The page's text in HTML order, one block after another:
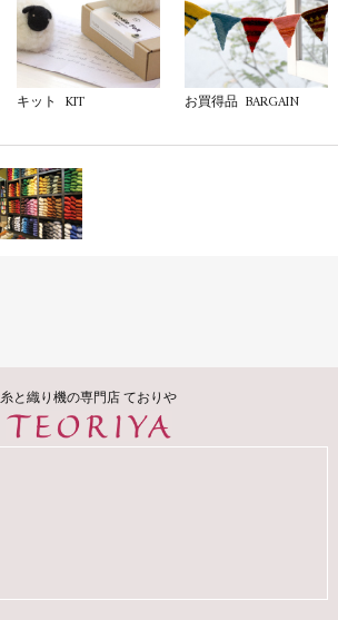
キット KIT お買得品 BARGAIN
糸と織り機の専門店 ておりや